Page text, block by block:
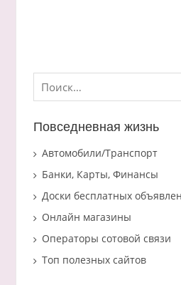
Найти:
Повседневная жизнь
Автомобили/Транспорт
Банки, Карты, Финансы
Доски бесплатных
Онлайн магазины
Операторы сотовой связи
Топ полезных сайтов